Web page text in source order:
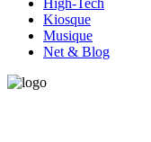
High-Tech
Kiosque
Musique
Net & Blog